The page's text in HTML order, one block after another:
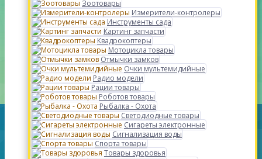
Зоотовары
Измерители-контролеры
Инструменты сада
Картинг запчасти
Квадрокоптеры
Мотоцикла товары
Отмычки замков
Очки мультемидийные
Радио модели
Рации товары
Роботов товары
Рыбалка - Охота
Светодиодные товары
Сигареты электронные
Сигнализация воды
Спорта товары
Товары здоровья